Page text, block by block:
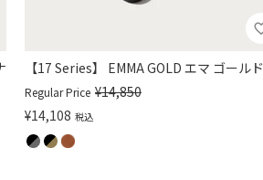
【17 Series】 EMMA GOLD エマ ゴールド
Regular Price ¥14,850
¥14,108 税込